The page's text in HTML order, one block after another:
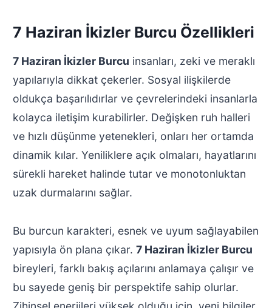
7 Haziran İkizler Burcu Özellikleri
7 Haziran İkizler Burcu insanları, zeki ve meraklı
yapılarıyla dikkat çekerler. Sosyal ilişkilerde
oldukça başarılıdırlar ve çevrelerindeki insanlarla
kolayca iletişim kurabilirler. Değişken ruh halleri
ve hızlı düşünme yetenekleri, onları her ortamda
dinamik kılar. Yeniliklere açık olmaları, hayatlarını
sürekli hareket halinde tutar ve monotonluktan
uzak durmalarını sağlar.
Bu burcun karakteri, esnek ve uyum sağlayabilen
yapısıyla ön plana çıkar. 7 Haziran İkizler Burcu
bireyleri, farklı bakış açılarını anlamaya çalışır ve
bu sayede geniş bir perspektife sahip olurlar.